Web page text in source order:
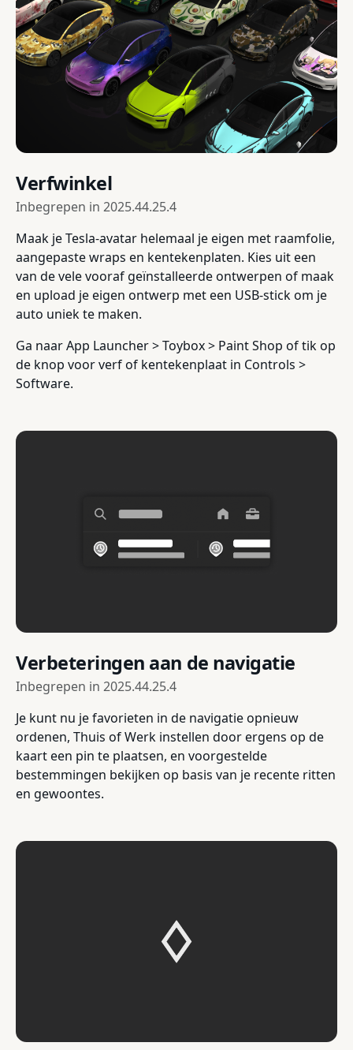
Verfwinkel
Inbegrepen in 2025.44.25.4
Maak je Tesla-avatar helemaal je eigen met raamfolie,
aangepaste wraps en kentekenplaten. Kies uit een
van de vele vooraf geïnstalleerde ontwerpen of maak
en upload je eigen ontwerp met een USB-stick om je
auto uniek te maken.
Ga naar App Launcher > Toybox > Paint Shop of tik op
de knop voor verf of kentekenplaat in Controls >
Software.
Verbeteringen aan de navigatie
Inbegrepen in 2025.44.25.4
Je kunt nu je favorieten in de navigatie opnieuw
ordenen, Thuis of Werk instellen door ergens op de
kaart een pin te plaatsen, en voorgestelde
bestemmingen bekijken op basis van je recente ritten
en gewoontes.